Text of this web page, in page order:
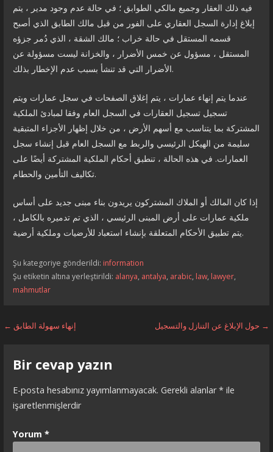
فيه ذلك العقار وجميع مالكي الطوابق ؛ في حالة عدم وجود مدير ، يتم
إبلاغ إدارة السجل العقاري على الفور من قبل مالك الطابق الذي أصبح
قسمه المستقل في حالة خراب ؛ مالك الشقة ، الذي دُمر جزؤه
المستقل ، مسؤول عن خمس الأضرار ، والخزانة ليست مسؤولة عن
الأضرار التي قد تنشأ بسبب عدم الإخطار بذلك.
عندما يتم إنهاء عمارات ، يتم إغلاق الصفحات في سجل عمارات ويتم
تسجيل تسجيل العقارات في السجل العام وفقا لمبادئ الملكية
المشتركة بما يتناسب مع أسهم الأرض ، من خلال إظهار الأجزاء المتبقية
سليمة من الهيكل الرئيسي والربط مع السجل العام قبل إنشاء سجل
العمارات. في هذه الحالة ، تنطبق أحكام الملكية المشتركة أيضًا على
تكاليف التأمين والحطام.
إذا كان المالك أو الملاك المشتركون يريدون بناء مبنى جديد على أساس
ملكية عمارات على أرض المبنى الرئيسي ، الذي تم تدميره بالكامل ،
يتم تطبيق الأحكام المتعلقة بإنشاء استعباد للأرضيات وملكية أرضية.
Şu kategoriye gönderildi: information
Şu etiketin altına yerleştirildi: alanya, antalya, arabic, law, lawyer,
mahmutlar
Yazı
← إنهاء سهولة الطابق حول الإبلاغ عن التنازل والتسجيل →
Bir cevap yazın
E-posta hesabınız yayımlanmayacak. Gerekli alanlar*ile
işaretlenmişlerdir
Yorum *